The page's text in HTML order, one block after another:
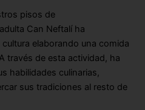
pisos de
Can Neftalí ha
elaborando una comida
través de esta actividad, ha
habilidades culinarias,
sus tradiciones al resto de